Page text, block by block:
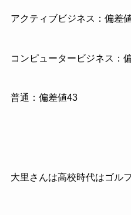
アクティブビジネス：偏差
コンピュータービジネス：
普通：偏差値43
大里さんは高校時代はゴル